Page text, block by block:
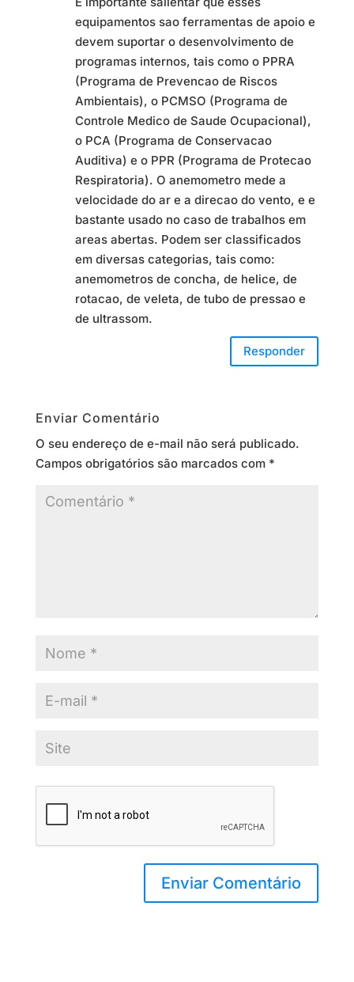
equipamentos sao ferramentas de apoio e
devem suportar o desenvolvimento de
programas internos, tais como o PPRA
(Programa de Prevencao de Riscos
Ambientais), o PCMSO (Programa de
Controle Medico de Saude Ocupacional),
o PCA (Programa de Conservacao
Auditiva) e o PPR (Programa de Protecao
Respiratoria). O anemometro mede a
velocidade do ar e a direcao do vento, e e
bastante usado no caso de trabalhos em
areas abertas. Podem ser classificados
em diversas categorias, tais como:
anemometros de concha, de helice, de
rotacao, de veleta, de tubo de pressao e
de ultrassom.
Responder
Enviar Comentário
O seu endereço de e-mail não será publicado.
Campos obrigatórios são marcados com *